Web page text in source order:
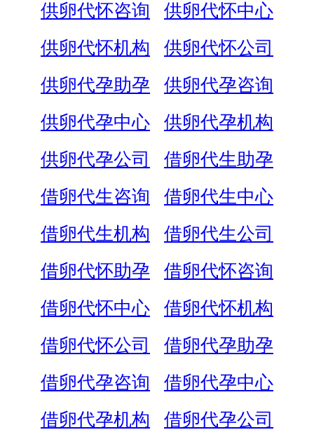
供卵代怀咨询
供卵代怀中心
供卵代怀机构
供卵代怀公司
供卵代孕助孕
供卵代孕咨询
供卵代孕中心
供卵代孕机构
供卵代孕公司
借卵代生助孕
借卵代生咨询
借卵代生中心
借卵代生机构
借卵代生公司
借卵代怀助孕
借卵代怀咨询
借卵代怀中心
借卵代怀机构
借卵代怀公司
借卵代孕助孕
借卵代孕咨询
借卵代孕中心
借卵代孕机构
借卵代孕公司